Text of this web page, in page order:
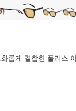
롭게 결합한 폴리스